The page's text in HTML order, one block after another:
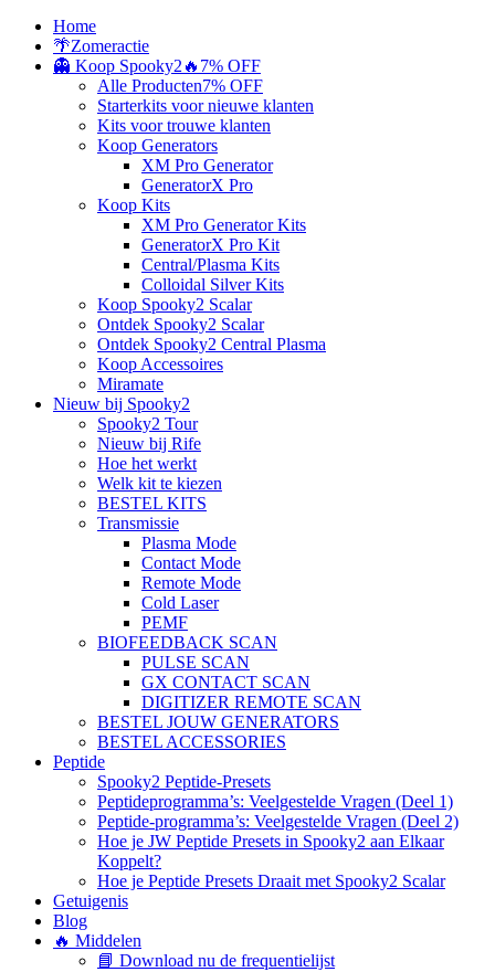
Home
🌴Zomeractie
👻 Koop Spooky2🔥7% OFF
Alle Producten7% OFF
Starterkits voor nieuwe klanten
Kits voor trouwe klanten
Koop Generators
XM Pro Generator
GeneratorX Pro
Koop Kits
XM Pro Generator Kits
GeneratorX Pro Kit
Central/Plasma Kits
Colloidal Silver Kits
Koop Spooky2 Scalar
Ontdek Spooky2 Scalar
Ontdek Spooky2 Central Plasma
Koop Accessoires
Miramate
Nieuw bij Spooky2
Spooky2 Tour
Nieuw bij Rife
Hoe het werkt
Welk kit te kiezen
BESTEL KITS
Transmissie
Plasma Mode
Contact Mode
Remote Mode
Cold Laser
PEMF
BIOFEEDBACK SCAN
PULSE SCAN
GX CONTACT SCAN
DIGITIZER REMOTE SCAN
BESTEL JOUW GENERATORS
BESTEL ACCESSORIES
Peptide
Spooky2 Peptide-Presets
Peptideprogramma’s: Veelgestelde Vragen (Deel 1)
Peptide-programma’s: Veelgestelde Vragen (Deel 2)
Hoe je JW Peptide Presets in Spooky2 aan Elkaar
Koppelt?
Hoe je Peptide Presets Draait met Spooky2 Scalar
Getuigenis
Blog
🔥 Middelen
📘 Download nu de frequentielijst